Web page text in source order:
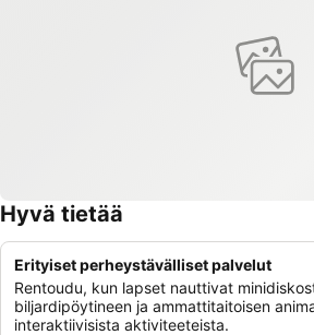
Hyvä tietää
Erityiset perheystävälliset palvelut
Rentoudu, kun lapset nauttivat
biljardipöytineen ja ammattitaitoisen
interaktiivisista aktiviteeteista.